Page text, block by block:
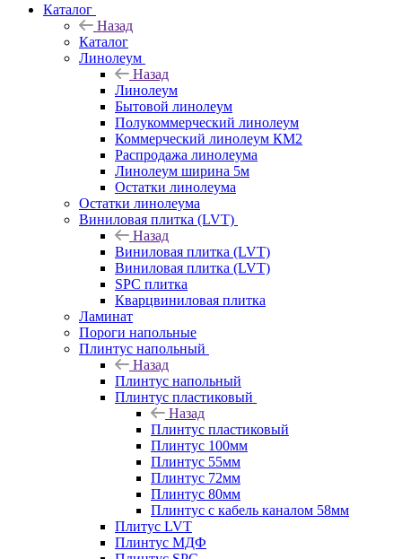
Каталог
Назад
Каталог
Линолеум
Назад
Линолеум
Бытовой линолеум
Полукоммерческий линолеум
Коммерческий линолеум КМ2
Распродажа линолеума
Линолеум ширина 5м
Остатки линолеума
Остатки линолеума
Виниловая плитка (LVT)
Назад
Виниловая плитка (LVT)
Виниловая плитка (LVT)
SPC плитка
Кварцвиниловая плитка
Ламинат
Пороги напольные
Плинтус напольный
Назад
Плинтус напольный
Плинтус пластиковый
Назад
Плинтус пластиковый
Плинтус 100мм
Плинтус 55мм
Плинтус 72мм
Плинтус 80мм
Плинтус с кабель каналом 58мм
Плитус LVT
Плинтус МДФ